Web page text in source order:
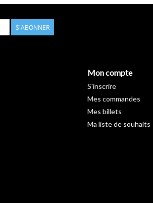
S'ABONNER
Mon compte
S'inscrire
Mes commandes
Mes billets
Ma liste de souhaits